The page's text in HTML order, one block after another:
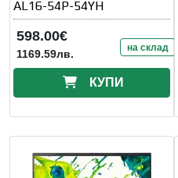
AL16-54P-54YH
598.00€
1169.59лв. на склад
КУПИ